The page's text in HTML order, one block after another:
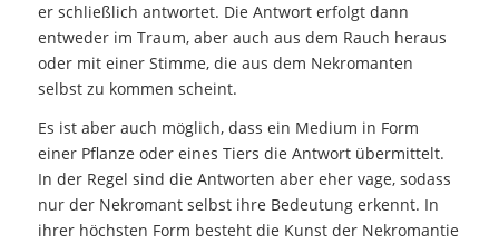
er schließlich antwortet. Die Antwort erfolgt dann
entweder im Traum, aber auch aus dem Rauch heraus
oder mit einer Stimme, die aus dem Nekromanten
selbst zu kommen scheint.
Es ist aber auch möglich, dass ein Medium in Form
einer Pflanze oder eines Tiers die Antwort übermittelt.
In der Regel sind die Antworten aber eher vage, sodass
nur der Nekromant selbst ihre Bedeutung erkennt. In
ihrer höchsten Form besteht die Kunst der Nekromantie